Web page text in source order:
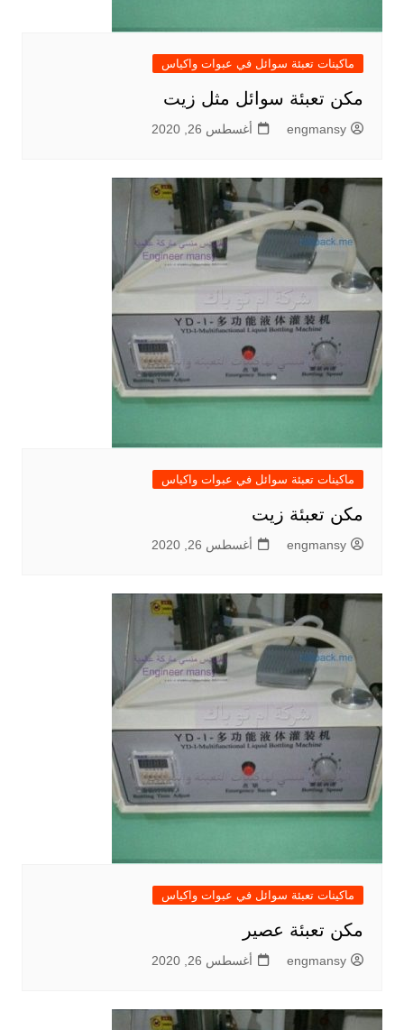
ماكينات تعبئة سوائل في عبوات واكياس
مكن تعبئة سوائل مثل زيت
engmansy أغسطس 26, 2020
ماكينات تعبئة سوائل في عبوات واكياس
مكن تعبئة زيت
engmansy أغسطس 26, 2020
ماكينات تعبئة سوائل في عبوات واكياس
مكن تعبئة عصير
engmansy أغسطس 26, 2020